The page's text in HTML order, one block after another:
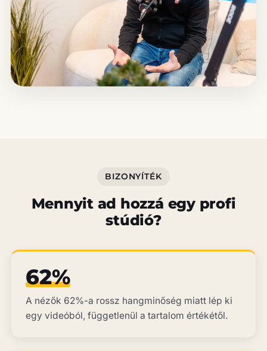
BIZONYÍTÉK
Mennyit ad hozzá egy profi
stúdió?
62%
A nézők 62%-a rossz hangminőség miatt lép ki
egy videóból, függetlenül a tartalom értékétől.